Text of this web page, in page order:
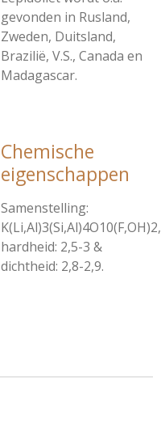
gevonden in Rusland,
Zweden, Duitsland,
Brazilië, V.S., Canada en
Madagascar.
Chemische
eigenschappen
Samenstelling:
K(Li,Al)3(Si,Al)4O10(F,OH)2,
hardheid: 2,5-3 &
dichtheid: 2,8-2,9.